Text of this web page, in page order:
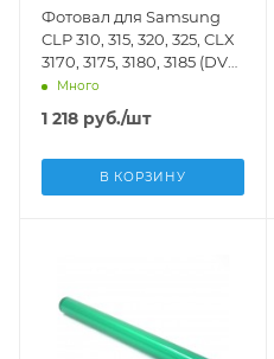
Фотовал для Samsung
CLP 310, 315, 320, 325, CLX
3170, 3175, 3180, 3185 (DV
Inc.) - DV-OPC-SAM3185
Много
1 218 руб./шт
В КОРЗИНУ